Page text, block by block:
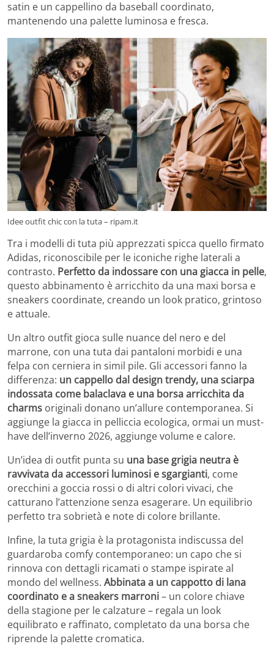
satin e un cappellino da baseball coordinato,
mantenendo una palette luminosa e fresca.
Idee outfit chic con la tuta – ripam.it
Tra i modelli di tuta più apprezzati spicca quello firmato
Adidas, riconoscibile per le iconiche righe laterali a
contrasto. Perfetto da indossare con una giacca in pelle,
questo abbinamento è arricchito da una maxi borsa e
sneakers coordinate, creando un look pratico, grintoso
e attuale.
Un altro outfit gioca sulle nuance del nero e del
marrone, con una tuta dai pantaloni morbidi e una
felpa con cerniera in simil pile. Gli accessori fanno la
differenza: un cappello dal design trendy, una sciarpa
indossata come balaclava e una borsa arricchita da
charms originali donano un’allure contemporanea. Si
aggiunge la giacca in pelliccia ecologica, ormai un must-
have dell’inverno 2026, aggiunge volume e calore.
Un’idea di outfit punta su una base grigia neutra è
ravvivata da accessori luminosi e sgargianti, come
orecchini a goccia rossi o di altri colori vivaci, che
catturano l’attenzione senza esagerare. Un equilibrio
perfetto tra sobrietà e note di colore brillante.
Infine, la tuta grigia è la protagonista indiscussa del
guardaroba comfy contemporaneo: un capo che si
rinnova con dettagli ricamati o stampe ispirate al
mondo del wellness. Abbinata a un cappotto di lana
coordinato e a sneakers marroni– un colore chiave
della stagione per le calzature – regala un look
equilibrato e raffinato, completato da una borsa che
riprende la palette cromatica.